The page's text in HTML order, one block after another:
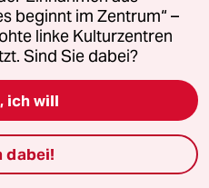
beginnt im Zentrum“ –
linke Kulturzentren
Sind Sie dabei?
ich will
dabei!